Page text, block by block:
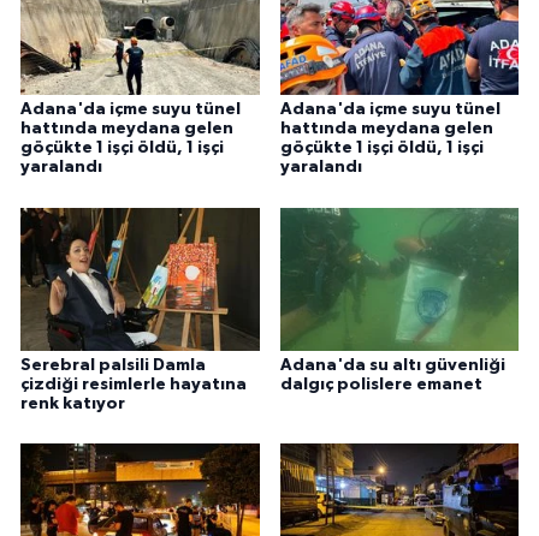
Adana'da içme suyu tünel
hattında meydana gelen
göçükte 1 işçi öldü, 1 işçi
yaralandı
Adana'da içme suyu tünel
hattında meydana gelen
göçükte 1 işçi öldü, 1 işçi
yaralandı
Serebral palsili Damla
çizdiği resimlerle hayatına
renk katıyor
Adana'da su altı güvenliği
dalgıç polislere emanet